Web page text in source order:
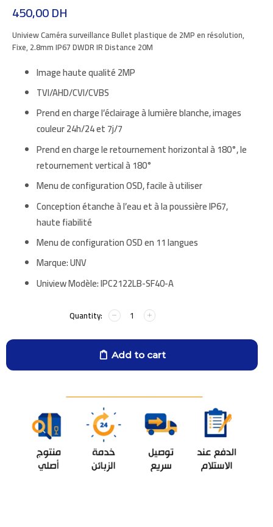
450,00DH
Uniview Caméra surveillanceBulletplastique de 2MP en résolution,
Fixe, 2.8mm IP67 DWDR IR Distance 20M
Image haute qualité2MP
TVI/AHD/CVI/CVBS
Prend en charge l’éclairage à lumière blanche, images
couleur24h/24 et 7j/7
Prend en charge le retournement horizontal à 180°, le
retournement vertical à 180°
Menu de configuration OSD, facile à utiliser
Conception étanche à l’eau et à la poussière IP67,
haute fiabilité
Menu de configuration OSD en 11 langues
Marque:UNV
Uniview Modèle: IPC2122LB-SF40-A
Add to cart